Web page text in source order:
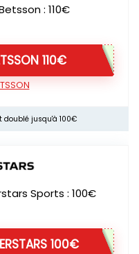
: 110€
110€
doublé jusqu'à 100€
Sports : 100€
100€